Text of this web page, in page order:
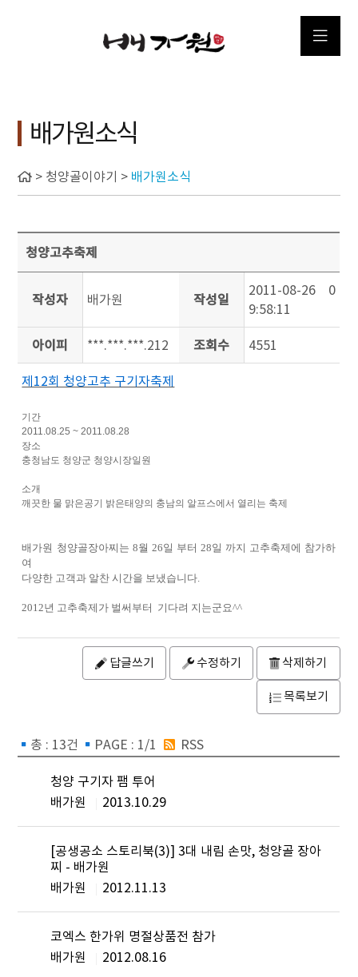
배가원소식
> 청양골이야기 > 배가원소식
청양고추축제
작성자 배가원 작성일
2011-08-26 0
9:58:11
아이피 ***.***.***.212 조회수 4551
제12회 청양고추 구기자축제
기간
2011.08.25 ~ 2011.08.28
장소
충청남도 청양군 청양시장일원
소개
깨끗한 물 맑은공기 밝은태양의 충남의 알프스에서 열리는 축제
배가원 청양골장아찌는 8월 26일 부터 28일 까지 고추축제에 참가하
여
다양한 고객과 알찬 시간을 보냈습니다.
2012년 고추축제가 벌써부터 기다려 지는군요^^
답글쓰기 수정하기 삭제하기
목록보기
총 : 13건 PAGE : 1/1 RSS
청양 구기자 팸 투어
배가원
2013.10.29
[공생공소 스토리북(3)] 3대 내림 손맛, 청양골 장아
찌 - 배가원
배가원
2012.11.13
코엑스 한가위 명절상품전 참가
배가원
2012.08.16